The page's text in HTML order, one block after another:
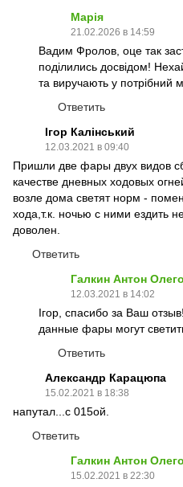
Марія
21.02.2026 в 14:59
Вадим Фролов, оце так
поділились досвідом!
та виручають у потрібний
Ответить
Ігор Калінський
12.03.2021 в 09:40
Пришли две фары двух видов
качестве дневных ходовых
возле дома светят норм -
хода,т.к. ночью с ними ездить
доволен.
Ответить
Галкин Антон
12.03.2021 в 14:02
Ігор, спасибо за Ваш
данные фары могут
Ответить
Александр Карацюпа
15.02.2021 в 18:38
напутал...с 015ой.
Ответить
Галкин Антон
15.02.2021 в 22:30